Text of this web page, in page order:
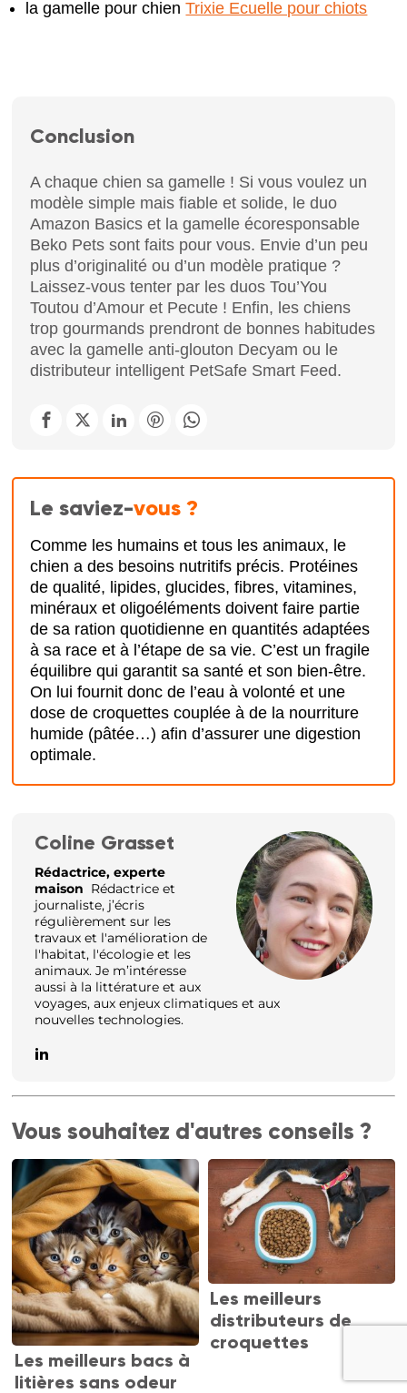
la gamelle pour chienTrixie Ecuelle pour chiots
Conclusion
A chaque chien sa gamelle ! Si vous voulez un
modèle simple mais fiable et solide, le duo
Amazon Basics et la gamelle écoresponsable
Beko Pets sont faits pour vous. Envie d’un peu
plus d’originalité ou d’un modèle pratique ?
Laissez-vous tenter par les duos Tou’You
Toutou d’Amour et Pecute ! Enfin, les chiens
trop gourmands prendront de bonnes habitudes
avec la gamelle anti-glouton Decyam ou le
distributeur intelligent PetSafe Smart Feed.
Le saviez-vous ?
Comme les humains et tous les animaux, le
chien a des besoins nutritifs précis. Protéines
de qualité, lipides, glucides, fibres, vitamines,
minéraux et oligoéléments doivent faire partie
de sa ration quotidienne en quantités adaptées
à sa race et à l’étape de sa vie. C’est un fragile
équilibre qui garantit sa santé et son bien-être.
On lui fournit donc de l’eau à volonté et une
dose de croquettes couplée à de la nourriture
humide (pâtée…) afin d’assurer une digestion
optimale.
Coline Grasset
Rédactrice, experte
maison Rédactrice et
journaliste, j’écris
régulièrement sur les
travaux et l'amélioration de
l'habitat, l'écologie et les
animaux. Je m’intéresse
aussi à la littérature et aux
voyages, aux enjeux climatiques et aux
nouvelles technologies.
Vous souhaitez d'autres conseils ?
Les meilleurs bacs à
litières sans odeur
Les meilleurs
distributeurs de
croquettes